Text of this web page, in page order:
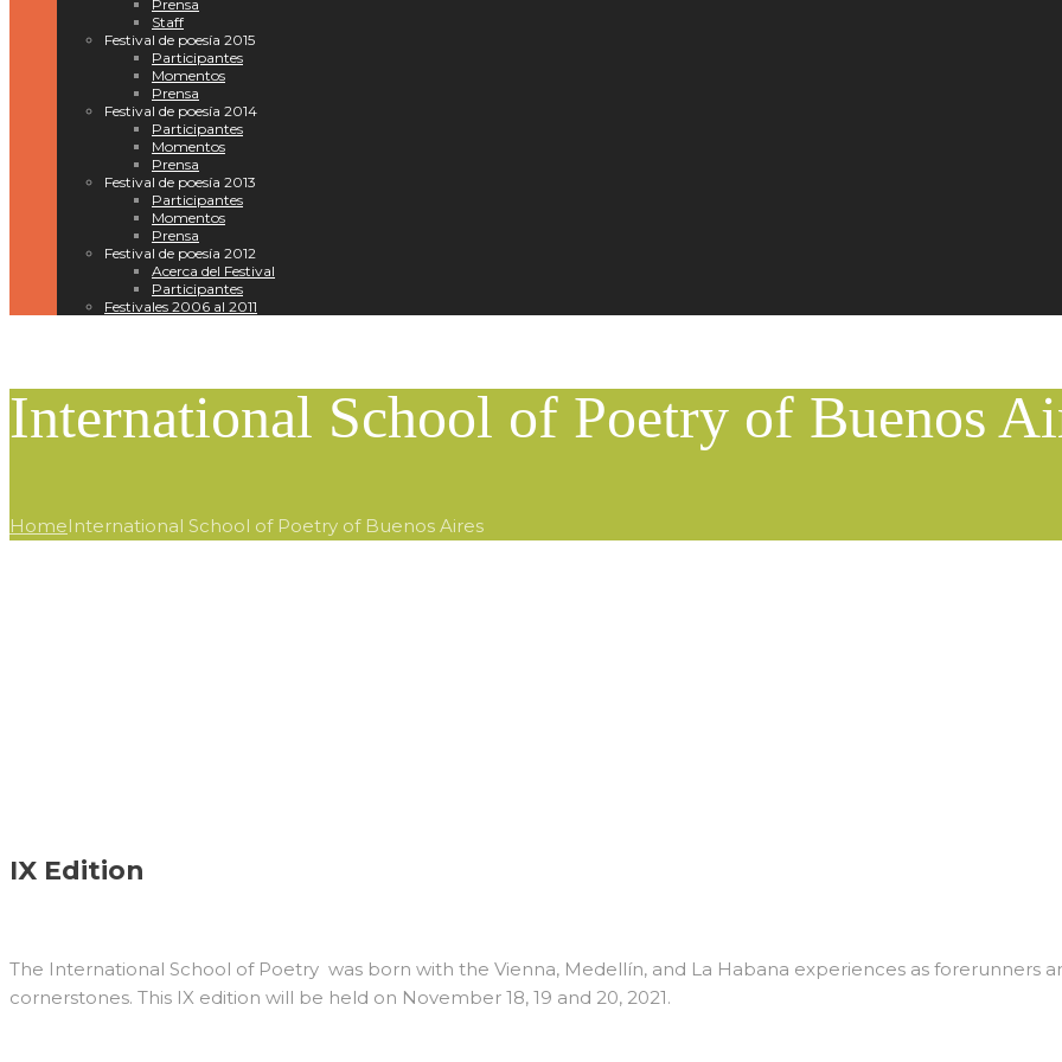
Prensa
Staff
Festival de poesía 2015
Participantes
Momentos
Prensa
Festival de poesía 2014
Participantes
Momentos
Prensa
Festival de poesía 2013
Participantes
Momentos
Prensa
Festival de poesía 2012
Acerca del Festival
Participantes
Festivales 2006 al 2011
International School of Poetry of Buenos
HomeInternational School of Poetry of Buenos Aires
IX Edition
The International School of Poetry was born with the Vienna, Medellín, and La Habana experiences as forerunners
cornerstones. This IX edition will be held on November 18, 19 and 20, 2021.